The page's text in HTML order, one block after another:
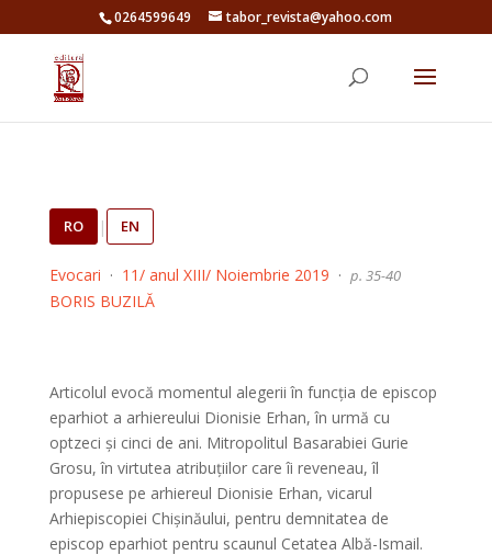
0264599649 tabor_revista@yahoo.com
RO | EN
Evocari · 11/ anul XIII/ Noiembrie 2019 · p. 35-40
BORIS BUZILĂ
Articolul evocă momentul alegerii în funcția de episcop
eparhiot a arhiereului Dionisie Erhan, în urmă cu
optzeci și cinci de ani. Mitropolitul Basarabiei Gurie
Grosu, în virtutea atribuțiilor care îi reveneau, îl
propusese pe arhiereul Dionisie Erhan, vicarul
Arhiepiscopiei Chișinăului, pentru demnitatea de
episcop eparhiot pentru scaunul Cetatea Albă-Ismail.